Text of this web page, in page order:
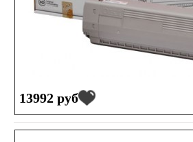
13992 руб